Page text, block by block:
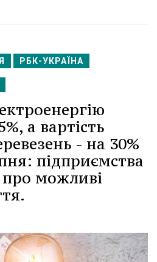
РБК-УКРАЇНА
а вартість
- на 30%
підприємства
про можливі